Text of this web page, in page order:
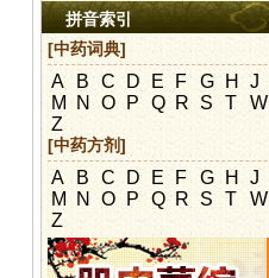
拼音索引
[中药词典]
A B C D E F G H J
M N O P Q R S T W
Z
[中药方剂]
A B C D E F G H J
M N O P Q R S T W
Z